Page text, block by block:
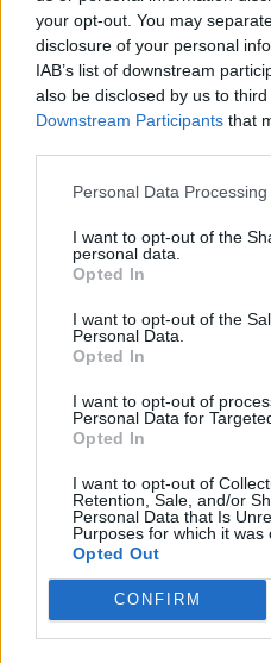
your opt-out. You may
disclosure of your personal
IAB’s list of downstream
also be disclosed by us to
Downstream Participants that
Personal Data
I want to opt-out of the
personal data.
Opted In
I want to opt-out of the
Personal Data.
Opted In
I want to opt-out of
Personal Data for
Opted In
I want to opt-out of
Retention, Sale, and/or
Personal Data that Is
Purposes for which it was
Opted Out
CONFIRM
Egymást érik az érettségi
az online kurzusok
Vannak cégek, ahol már 11.
ígérik, két nap alatt megtanítják a
érhetőek el a piacon.
Érettségi-felvételi
Bezzeg Hanna
Néhány kattintással több
lehetőséget
azoknak, akik nehezen
feladattípusokkal. Néhány ilyen
is tudtok ingyenes előkészítő
eduline@eduline.hu-ra!
Érettségi-felvételi